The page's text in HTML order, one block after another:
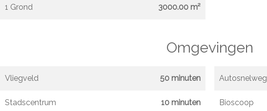
1 Grond 3000.00 m²
Omgevingen
Vliegveld 50 minuten Autosnelweg
Stadscentrum 10 minuten Bioscoop